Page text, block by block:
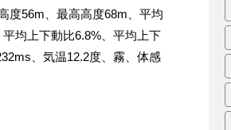
度56m、最高高度68m、平均
均上下動比6.8%、平均上下
、気温12.2度、霧、体感